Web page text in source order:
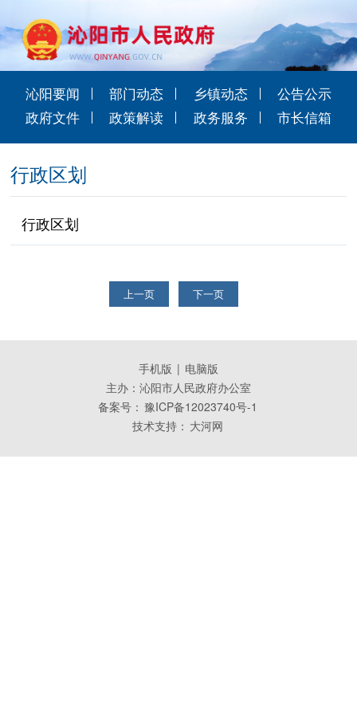
沁阳要闻 部门动态 乡镇动态
公告公示
政府文件
政策解读 政务服务 市长信箱
行政区划
行政区划
上一页 下一页
手机版 | 电脑版
主办：沁阳市人民政府办公室
备案号： 豫ICP备12023740号-1
技术支持： 大河网